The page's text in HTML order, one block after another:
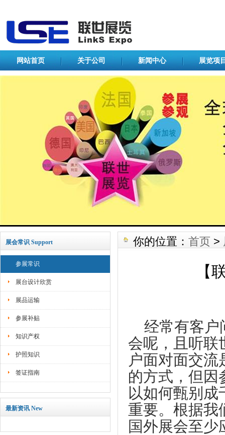
网站首页 关于公司 新闻中心 展览项
展会常识 Support
参展常识
展台设计欣赏
展品运输
参展补贴
知识产权
护照知识
签证指南
最新资讯 New
你的位置： 首页 >
【
经常有客户
会呢，且听联
户面对面交
的方式，但因
以如何甄别
重要。根据我
国外展会至